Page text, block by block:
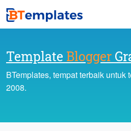
Template Blogger
BTemplates, tempat terbaik untuk
2008.